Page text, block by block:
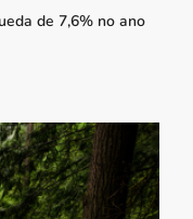
de 7,6% no ano